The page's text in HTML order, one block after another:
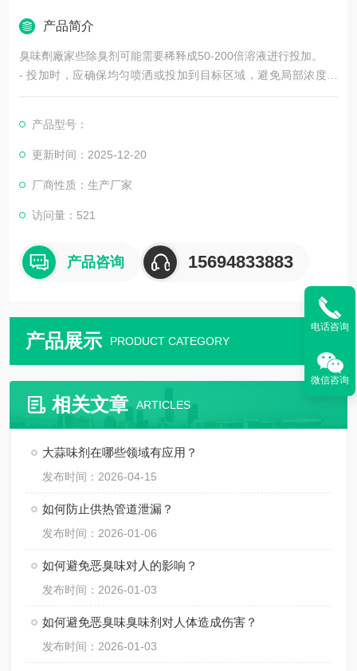
产品简介
臭味劑廠家些除臭剂可能需要稀释成50-200倍溶液进行投加。
- 投加时，应确保均匀喷洒或投加到目标区域，避免局部浓度过
高或过低。
4. **注意通风换气**：
- 使用恶臭味臭味剂时，应确保环境通风良好，避免长时间在密
5. **避免直接接触**：
眼睛或口鼻。如果不慎接触，应立
产品型号：
更新时间：2025-12-20
厂商性质：生产厂家
访问量：521
产品咨询 15694833883
产品展示 PRODUCT CATEGORY
相关文章 ARTICLES
大蒜味剂在哪些领域有应用？
发布时间：2026-04-15
如何防止供热管道泄漏？
发布时间：2026-01-06
如何避免恶臭味对人的影响？
发布时间：2026-01-03
如何避免恶臭味臭味剂对人体造成伤害？
发布时间：2026-01-03
电话咨询
微信咨询